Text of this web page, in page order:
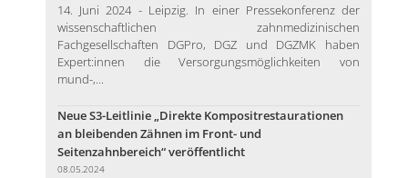
14. Juni 2024 - Leipzig. In einer Pressekonferenz der
wissenschaftlichen zahnmedizinischen
Fachgesellschaften DGPro, DGZ und DGZMK haben
Expert:innen die Versorgungsmöglichkeiten von
mund-,...
Neue S3-Leitlinie „Direkte Kompositrestaurationen
an bleibenden Zähnen im Front- und
Seitenzahnbereich“ veröffentlicht
08.05.2024